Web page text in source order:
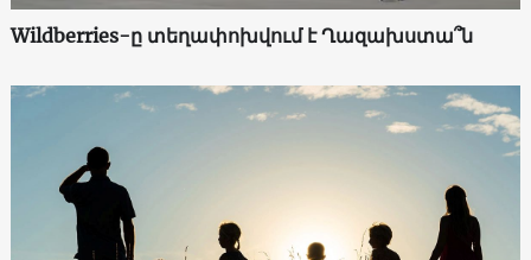
Wildberries-ը տեղափոխվում է Ղազախստա՞ն